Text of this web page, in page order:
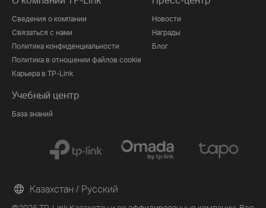
Сведения о компании
Связаться с нами
Политика конфиденциальности
Политика в отношении файлов cookie
Карьера в TP-Link
Новости
Награды
Блог
Учебный центр
База знаний
Казахстан / Русский